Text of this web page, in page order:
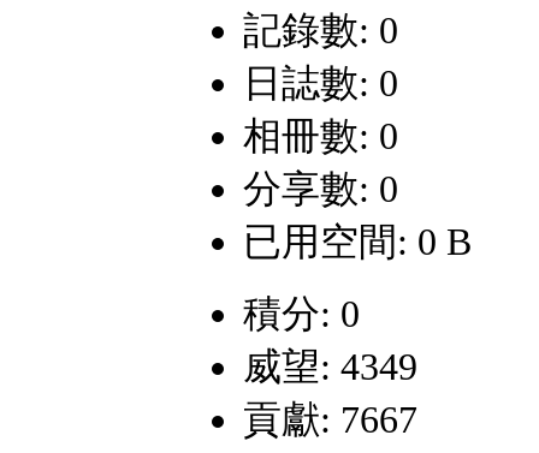
記錄數: 0
日誌數: 0
相冊數: 0
分享數: 0
已用空間: 0 B
積分: 0
威望: 4349
貢獻: 7667